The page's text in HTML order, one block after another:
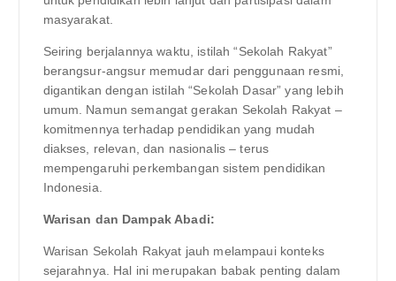
masyarakat.
Seiring berjalannya waktu, istilah “Sekolah Rakyat”
berangsur-angsur memudar dari penggunaan resmi,
digantikan dengan istilah “Sekolah Dasar” yang lebih
umum. Namun semangat gerakan Sekolah Rakyat –
komitmennya terhadap pendidikan yang mudah
diakses, relevan, dan nasionalis – terus
mempengaruhi perkembangan sistem pendidikan
Indonesia.
Warisan dan Dampak Abadi:
Warisan Sekolah Rakyat jauh melampaui konteks
sejarahnya. Hal ini merupakan babak penting dalam